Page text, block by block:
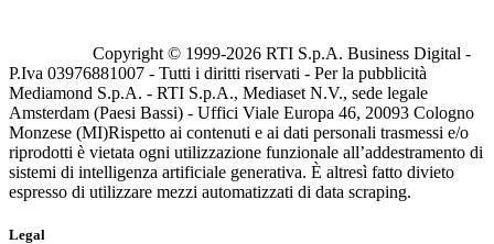
Copyright © 1999-2026 RTI S.p.A. Business Digital -
P.Iva 03976881007 - Tutti i diritti riservati - Per la pubblicità
Mediamond S.p.A. - RTI S.p.A., Mediaset N.V., sede legale
Amsterdam (Paesi Bassi) - Uffici Viale Europa 46, 20093 Cologno
Monzese (MI)Rispetto ai contenuti e ai dati personali trasmessi e/o
riprodotti è vietata ogni utilizzazione funzionale all’addestramento di
sistemi di intelligenza artificiale generativa. È altresì fatto divieto
espresso di utilizzare mezzi automatizzati di data scraping.
Legal